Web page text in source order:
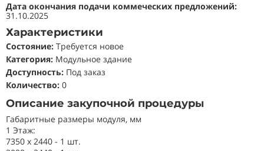
Дата окончания подачи коммеческих предложений:
31.10.2025
Характеристики
Состояние: Требуется новое
Категория: Модульное здание
Доступность: Под заказ
Количество: 0
Описание закупочной процедуры
Габаритные размеры модуля, мм
1 Этаж:
7350 x 2440 - 1 шт.